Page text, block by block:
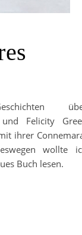
und Felicity
ihrer
wollte
Buch lesen.